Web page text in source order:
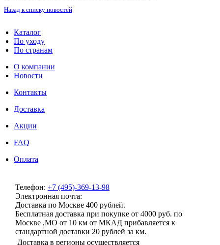
Назад к списку новостей
Каталог
По уходу
По странам
О компании
Новости
Контакты
Доставка
Акции
FAQ
Оплата
Телефон: +7 (495)-369-13-98
Электронная почта:
Доставка по Москве 400 рублей.
Бесплатная доставка при покупке от 4000 руб. по
Москве ,МО от 10 км от МКАД прибавляется к
стандартной доставки 20 рублей за км.
Доставка в регионы осуществляется